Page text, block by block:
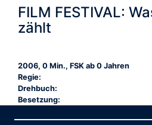
FILM FESTIVAL:
zählt
2006, 0 Min., FSK ab 0 Jahren
Regie:
Drehbuch:
Besetzung: